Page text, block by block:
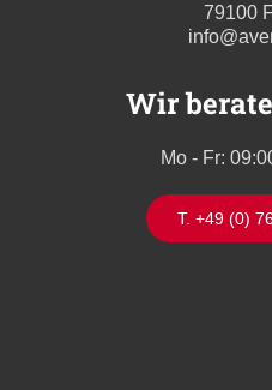
79100
Wir
Mo - Fr:
T. +49 (0)